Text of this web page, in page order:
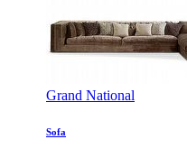
Grand National
Sofa